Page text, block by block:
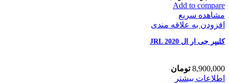
Add to compare
مشاهده سریع
افزودن به علاقه مندی
کلیپر جی ار ال JRL 2020
8,900,000 تومان
اطلاعات بیشتر